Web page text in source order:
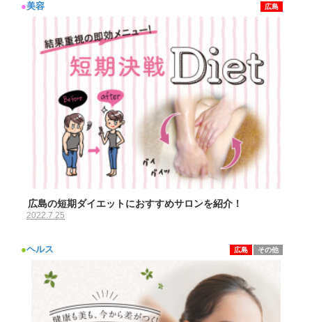
●美容 広島
広島の短期ダイエットにおすすめサロンを紹介！
2022.7.25
●ヘルス その他
広島